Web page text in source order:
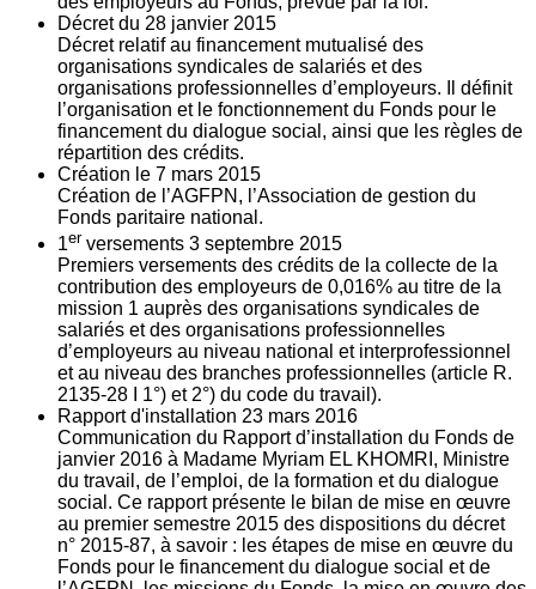
Décret du 28 janvier 2015
Décret relatif au financement mutualisé des
organisations syndicales de salariés et des
organisations professionnelles d’employeurs. Il définit
l’organisation et le fonctionnement du Fonds pour le
financement du dialogue social, ainsi que les règles de
répartition des crédits.
Création le 7 mars 2015
Création de l’AGFPN, l’Association de gestion du
Fonds paritaire national.
1er versements 3 septembre 2015
Premiers versements des crédits de la collecte de la
contribution des employeurs de 0,016% au titre de la
mission 1 auprès des organisations syndicales de
salariés et des organisations professionnelles
d’employeurs au niveau national et interprofessionnel
et au niveau des branches professionnelles (article R.
2135‐28 I 1°) et 2°) du code du travail).
Rapport d'installation 23 mars 2016
Communication du Rapport d’installation du Fonds de
janvier 2016 à Madame Myriam EL KHOMRI, Ministre
du travail, de l’emploi, de la formation et du dialogue
social. Ce rapport présente le bilan de mise en œuvre
au premier semestre 2015 des dispositions du décret
n° 2015-87, à savoir : les étapes de mise en œuvre du
Fonds pour le financement du dialogue social et de